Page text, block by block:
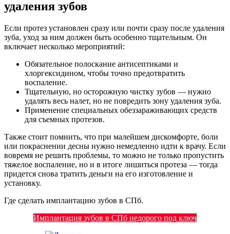
удаления зубов
Если протез установлен сразу или почти сразу после удаления
зуба, уход за ним должен быть особенно тщательным. Он
включает несколько мероприятий:
Обязательное полоскание антисептиками и
хлоргексидином, чтобы точно предотвратить
воспаление.
Тщательную, но осторожную чистку зубов — нужно
удалять весь налет, но не повредить зону удаления зуба.
Применение специальных обеззараживающих средств
для съемных протезов.
Также стоит помнить, что при малейшем дискомфорте, боли
или покраснении десны нужно немедленно идти к врачу. Если
вовремя не решить проблемы, то можно не только пропустить
тяжелое воспаление, но и в итоге лишиться протеза — тогда
придется снова тратить деньги на его изготовление и
установку.
Где сделать имплантацию зубов в СПб.
Имплантация зубов в СПб недорого под ключ